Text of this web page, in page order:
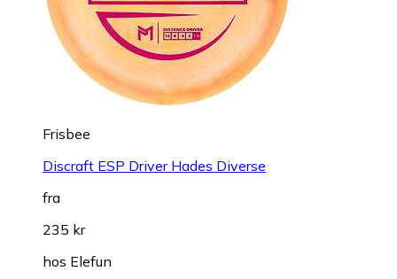
Frisbee
Discraft ESP Driver Hades Diverse
fra
235 kr
hos Elefun